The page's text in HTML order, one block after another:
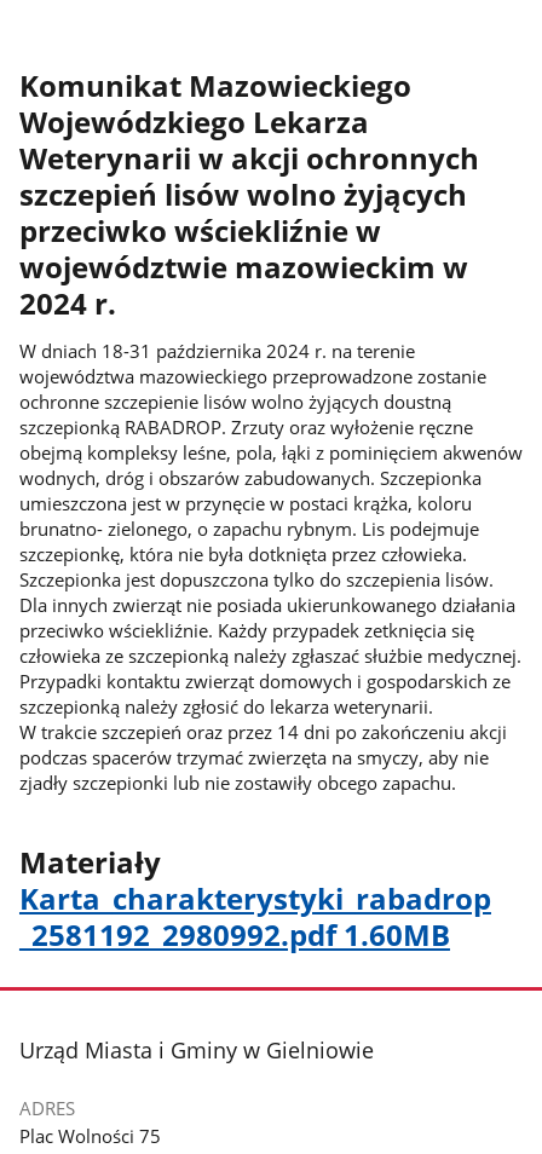
Komunikat Mazowieckiego
Wojewódzkiego Lekarza
Weterynarii w akcji ochronnych
szczepień lisów wolno żyjących
przeciwko wściekliźnie w
województwie mazowieckim w
2024 r.
W dniach 18-31 października 2024 r. na terenie
województwa mazowieckiego przeprowadzone zostanie
ochronne szczepienie lisów wolno żyjących doustną
szczepionką RABADROP. Zrzuty oraz wyłożenie ręczne
obejmą kompleksy leśne, pola, łąki z pominięciem akwenów
wodnych, dróg i obszarów zabudowanych. Szczepionka
umieszczona jest w przynęcie w postaci krążka, koloru
brunatno- zielonego, o zapachu rybnym. Lis podejmuje
szczepionkę, która nie była dotknięta przez człowieka.
Szczepionka jest dopuszczona tylko do szczepienia lisów.
Dla innych zwierząt nie posiada ukierunkowanego działania
przeciwko wściekliźnie. Każdy przypadek zetknięcia się
człowieka ze szczepionką należy zgłaszać służbie medycznej.
Przypadki kontaktu zwierząt domowych i gospodarskich ze
szczepionką należy zgłosić do lekarza weterynarii.
W trakcie szczepień oraz przez 14 dni po zakończeniu akcji
podczas spacerów trzymać zwierzęta na smyczy, aby nie
zjadły szczepionki lub nie zostawiły obcego zapachu.
Materiały
Karta​_charakterystyki​_rabadrop​
_2581192​_2980992.pdf 1.60MB
stopka
Urząd Miasta i Gminy w Gielniowie
ADRES
Plac Wolności 75